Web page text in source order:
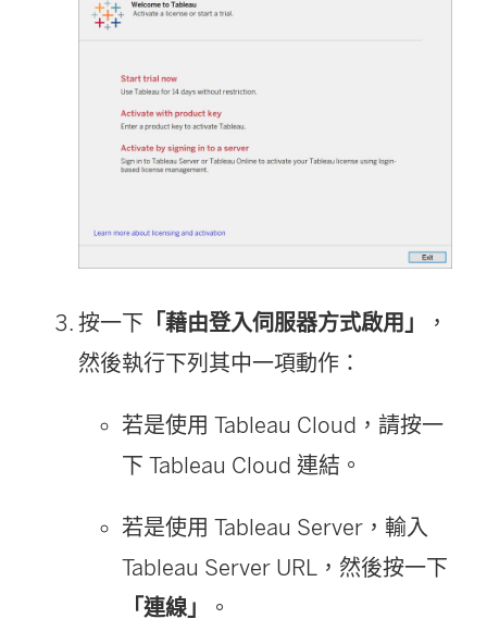
按一下 「藉由登入伺服器方式啟用」
，
然後執行下列其中一項動作：
若是使用 Tableau Cloud ，請按一
下 Tableau Cloud 連結。
若是使用 Tableau Server ，輸入
Tableau Server URL，然後按一下
「連線」
。